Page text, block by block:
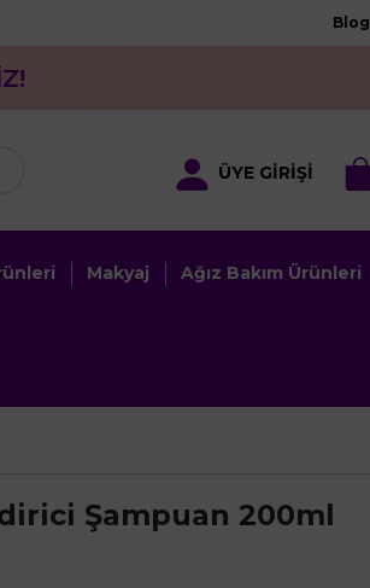
Blog
ÜYE GİRİŞİ
Makyaj Ağız Bakım Ürünleri
Şampuan 200ml